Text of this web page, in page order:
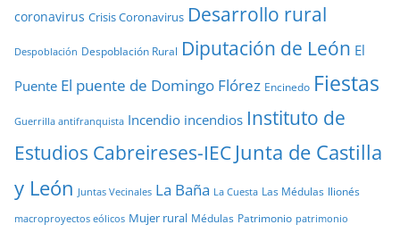
coronavirus Crisis Coronavirus Desarrollo rural
Despoblación Despoblación Rural Diputación de León El
Puente El puente de Domingo Flórez Encinedo Fiestas
Guerrilla antifranquista Incendio incendios Instituto de
Estudios Cabreireses-IEC Junta de Castilla
y León Juntas Vecinales La Baña La Cuesta Las Médulas llionés
macroproyectos eólicos Mujer rural Médulas Patrimonio patrimonio